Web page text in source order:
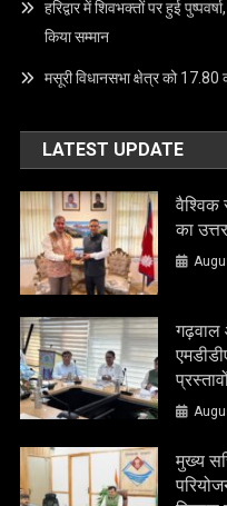
हरिद्वार में शिवभक्तों पर हुई
किया सम्मान
मसूरी विधानसभा क्षेत्र को 17.80
LATEST UPDATE
का
मुख्य